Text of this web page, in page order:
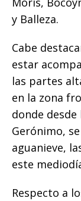
y Balleza.
Cabe
estar
las partes
en la zona
donde desde
Gerónimo,
aguanieve,
este
Respecto a